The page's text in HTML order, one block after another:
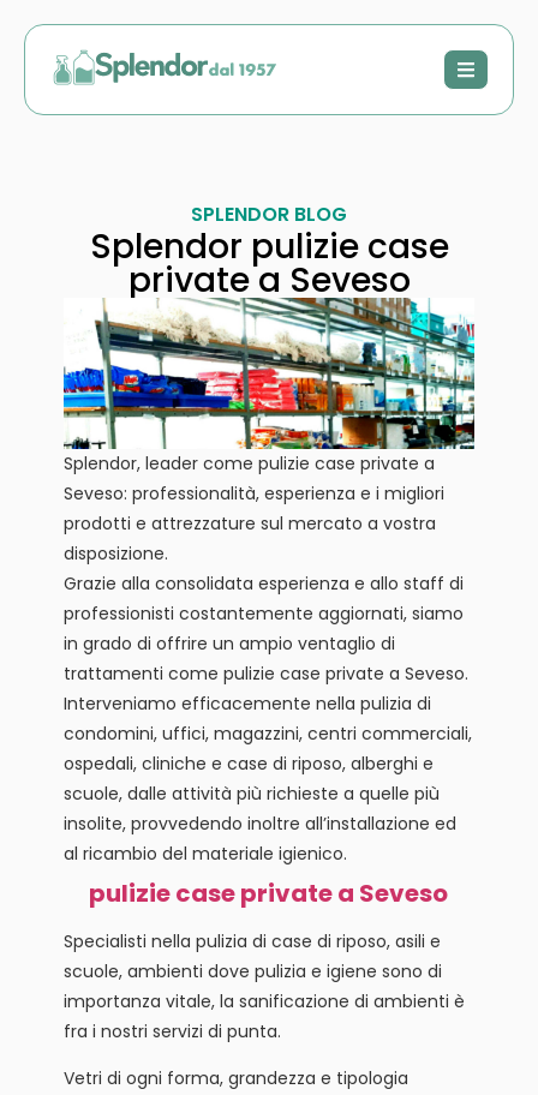
SPLENDOR BLOG
Splendor pulizie case
private a Seveso
Splendor, leader come pulizie case private a
Seveso: professionalità, esperienza e i migliori
prodotti e attrezzature sul mercato a vostra
disposizione.
Grazie alla consolidata esperienza e allo staff di
professionisti costantemente aggiornati, siamo
in grado di offrire un ampio ventaglio di
trattamenti come pulizie case private a Seveso.
Interveniamo efficacemente nella pulizia di
condomini, uffici, magazzini, centri commerciali,
ospedali, cliniche e case di riposo, alberghi e
scuole, dalle attività più richieste a quelle più
insolite, provvedendo inoltre all’installazione ed
al ricambio del materiale igienico.
pulizie case private a Seveso
Specialisti nella pulizia di case di riposo, asili e
scuole, ambienti dove pulizia e igiene sono di
importanza vitale, la sanificazione di ambienti è
fra i nostri servizi di punta.
Vetri di ogni forma, grandezza e tipologia